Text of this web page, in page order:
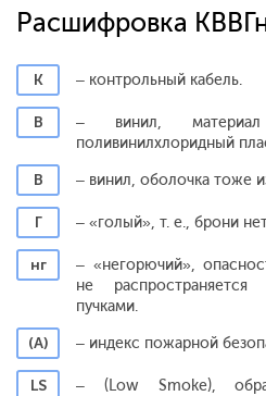
Расшифровка
К – контрольный кабель.
В
– винил,
поливинилхлоридный
В
– винил, оболочка тоже
Г – «голый», т. е., брони
нг
– «негорючий»,
не
пучками.
(А)
– индекс пожарной
LS
– (Low Smoke),